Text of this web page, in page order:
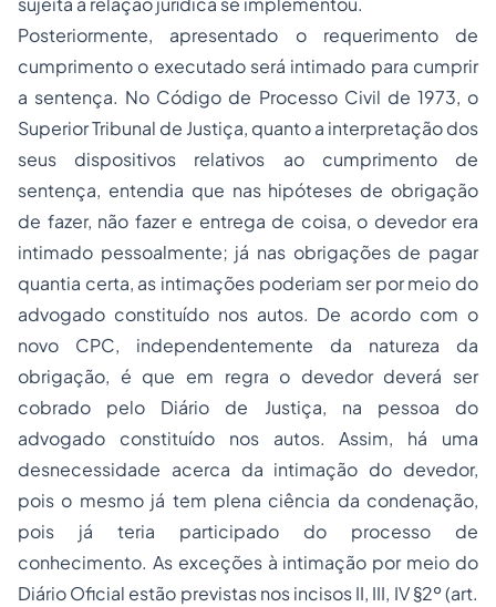
Posteriormente, apresentado o requerimento de
cumprimento o executado será intimado para cumprir
a sentença. No Código de Processo Civil de 1973, o
Superior Tribunal de Justiça, quanto a interpretação dos
seus dispositivos relativos ao cumprimento de
sentença, entendia que nas hipóteses de obrigação
de fazer, não fazer e entrega de coisa, o devedor era
intimado pessoalmente; já nas obrigações de pagar
quantia certa, as intimações poderiam ser por meio do
advogado constituído nos autos. De acordo com o
novo CPC, independentemente da natureza da
obrigação, é que em regra o devedor deverá ser
cobrado pelo Diário de Justiça, na pessoa do
advogado constituído nos autos. Assim, há uma
desnecessidade acerca da intimação do devedor,
pois o mesmo já tem plena ciência da condenação,
pois já teria participado do processo de
conhecimento. As exceções à intimação por meio do
Diário Oficial estão previstas nos incisos II, III, IV §2º (art.